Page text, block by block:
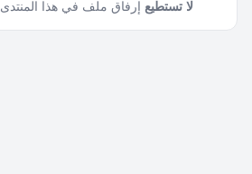
لا تستطيع إرفاق ملف في هذا المنتدى